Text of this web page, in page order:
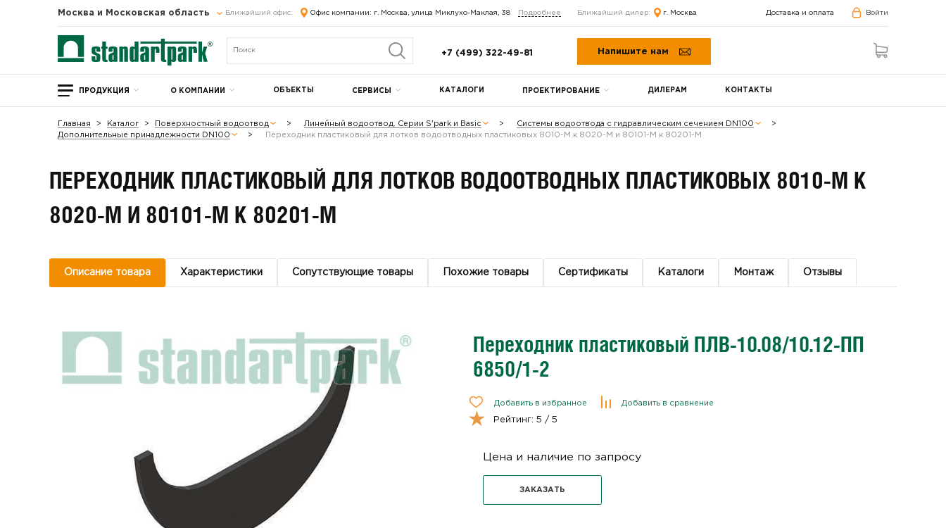
Москва и Московская область Ближайший офис: Офис компании: г. Москва, улица Миклухо-Маклая, 38 Подробнее Ближайший дилер: г. Москва Доставка и оплата Войти
+7 (499) 322-49-81 Напишите нам
ПРОДУКЦИЯ О КОМПАНИИ ОБЪЕКТЫ СЕРВИСЫ КАТАЛОГИ ПРОЕКТИРОВАНИЕ ДИЛЕРАМ КОНТАКТЫ
Главная Каталог Поверхностный водоотвод Линейный водоотвод. Серии S'park и Basic
Системы водоотвода с гидравлическим сечением DN100
Дополнительные принадлежности DN100
Переходник пластиковый для лотков водоотводных пластиковых 8010-М к 8020-М и 80101-М к 80201-М
ПЕРЕХОДНИК ПЛАСТИКОВЫЙ ДЛЯ ЛОТКОВ ВОДООТВОДНЫХ ПЛАСТИКОВЫХ 8010-М К
8020-М И 80101-М К 80201-М
Описание товара Характеристики Сопутствующие товары Похожие товары Сертификаты Каталоги Монтаж Отзывы
Переходник пластиковый ПЛВ-10.08/10.12-ПП
6850/1-2
Добавить в избранное Добавить в сравнение
Рейтинг: 5 / 5
Цена и наличие по запросу
ЗАКАЗАТЬ